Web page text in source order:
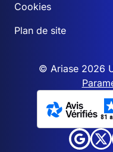
Cookies
Plan de site
© Ariase 2026
81